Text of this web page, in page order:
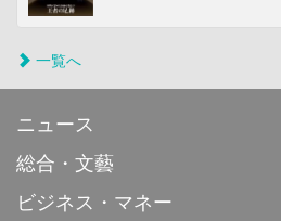
一覧へ
ニュース
総合・文藝
ビジネス・マネー